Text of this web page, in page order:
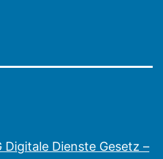
Digitale Dienste Gesetz –